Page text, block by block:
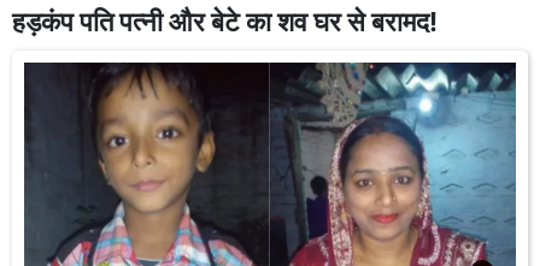
हड़कंप पति पत्नी और बेटे का शव घर से बरामद!